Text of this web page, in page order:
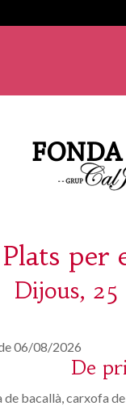
Plats per
Dijous,
06/08/2026
De
de bacallà, carxofa